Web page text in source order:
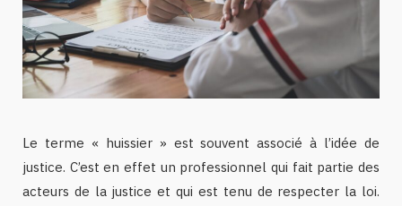
Le terme « huissier » est souvent associé à l’idée de
justice. C’est en effet un professionnel qui fait partie des
acteurs de la justice et qui est tenu de respecter la loi.